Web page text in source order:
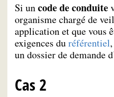
Si uncode de conduite
organisme chargé de
application et que vous
exigences duréférentiel
un dossier de demande
Cas 2